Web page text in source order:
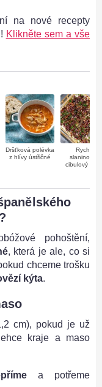
na nové recepty
Klikněte sem a vše
Dršťková polévka
z hlívy ústřičné
Rychlý
slaninovo–
cibulový
pohoštění,
, která je ale, co si
chceme trošku
kýta.
cm), pokud je už
kraje a maso
a potřeme